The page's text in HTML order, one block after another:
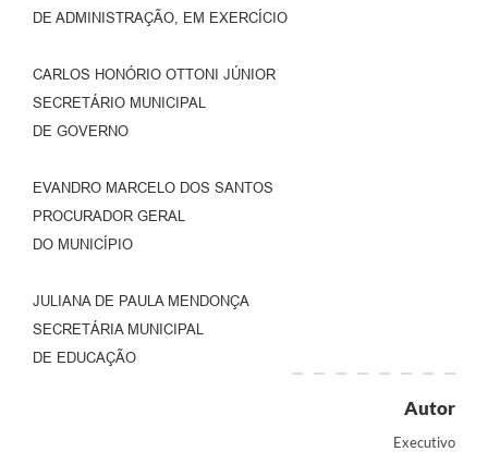
DE ADMINISTRAÇÃO, EM EXERCÍCIO
CARLOS HONÓRIO OTTONI JÚNIOR
SECRETÁRIO MUNICIPAL
DE GOVERNO
EVANDRO MARCELO DOS SANTOS
PROCURADOR GERAL
DO MUNICÍPIO
JULIANA DE PAULA MENDONÇA
SECRETÁRIA MUNICIPAL
DE EDUCAÇÃO
Autor
Executivo